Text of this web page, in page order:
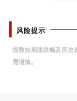
风险提示
指数短期涨跌幅及历史
需谨慎。